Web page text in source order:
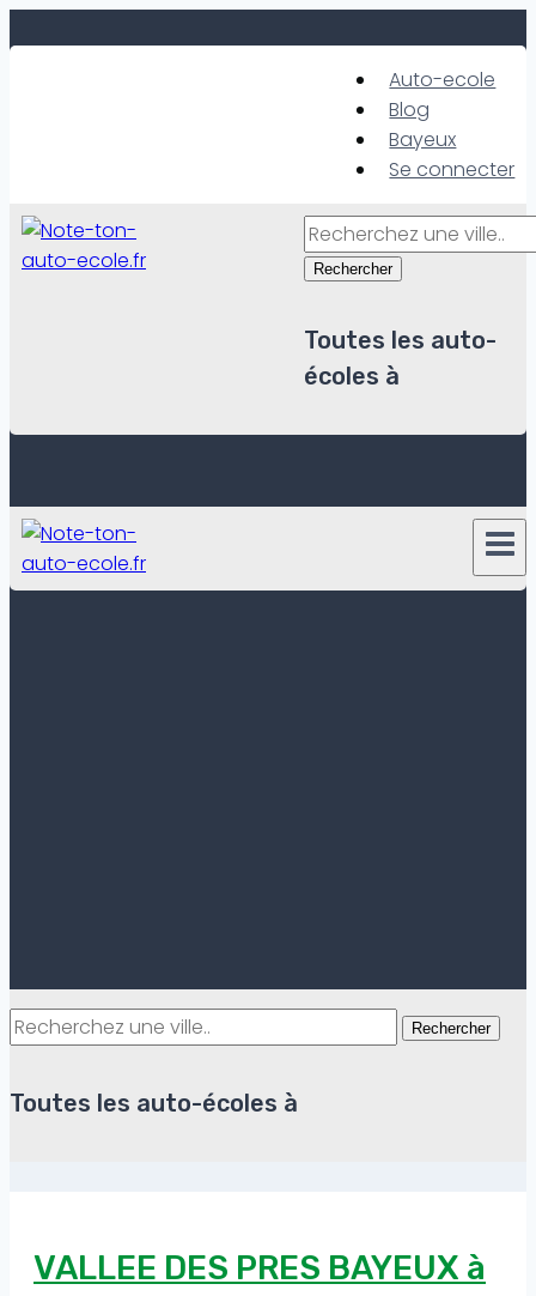
to
Auto-ecole
Blog
Bayeux
Se connecter
Rechercher
Toutes les auto-
écoles à
Rechercher
Toutes les auto-écoles à
VALLEE DES PRES BAYEUX à